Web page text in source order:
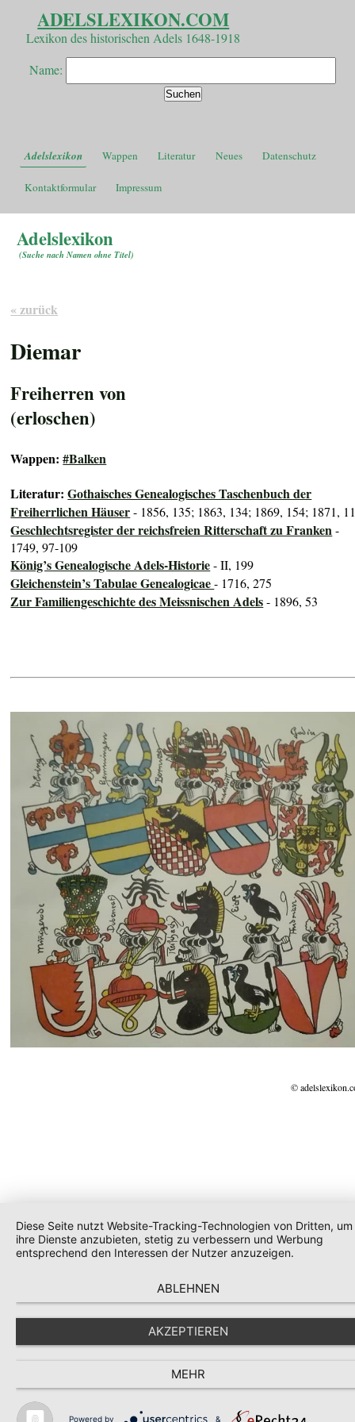
ADELSLEXIKON.COM
Lexikon des historischen Adels 1648-1918
Name:
Adelslexikon Wappen Literatur Neues Datenschutz
Kontaktformular Impressum
Adelslexikon
(Suche nach Namen ohne Titel)
« zurück
Diemar
Freiherren von
(erloschen)
Wappen:#Balken
Literatur:Gothaisches Genealogisches Taschenbuch der
Freiherrlichen Häuser- 1856, 135; 1863, 134; 1869, 154; 1871,
Geschlechtsregister der reichsfreien Ritterschaft zu Franken-
1749, 97-109
König’s Genealogische Adels-Historie- II, 199
Gleichenstein’s Tabulae Genealogicae- 1716, 275
Zur Familiengeschichte des Meissnischen Adels- 1896, 53
©
Diese Seite nutzt Website-Tracking-Technologien von Dritten, um
ihre Dienste anzubieten, stetig zu verbessern und Werbung
entsprechend den Interessen der Nutzer anzuzeigen.
ABLEHNEN
AKZEPTIEREN
MEHR
Powered by &